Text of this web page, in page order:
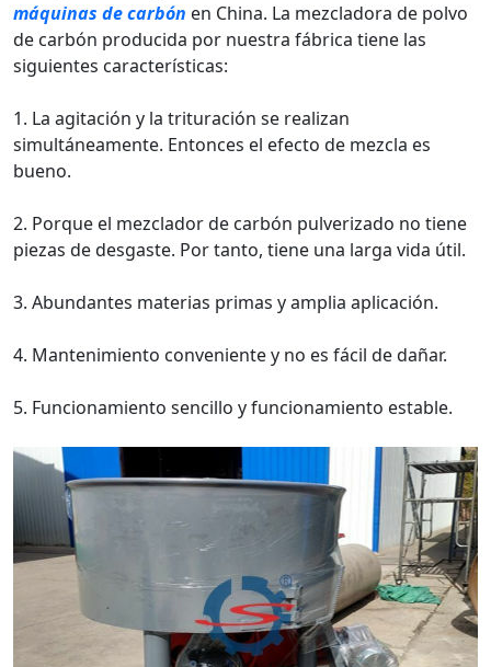
máquinas de carbón en China. La mezcladora de polvo
de carbón producida por nuestra fábrica tiene las
siguientes características:
1. La agitación y la trituración se realizan
simultáneamente. Entonces el efecto de mezcla es
bueno.
2. Porque el mezclador de carbón pulverizado no tiene
piezas de desgaste. Por tanto, tiene una larga vida útil.
3. Abundantes materias primas y amplia aplicación.
4. Mantenimiento conveniente y no es fácil de dañar.
5. Funcionamiento sencillo y funcionamiento estable.